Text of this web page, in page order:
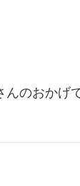
のおかげ